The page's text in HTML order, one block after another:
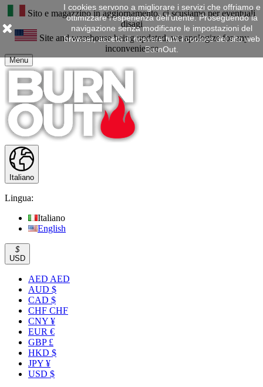
Sito e magazzino in aggiornamento, ci scusiamo per eventuali
disagi
Site and warehouse being updated, we apologize for any
inconvenience
Menu
Italiano
Lingua:
Italiano
English
$
USD
AED AED
AUD $
CAD $
CHF CHF
CNY ¥
EUR €
GBP £
HKD $
JPY ¥
USD $
I cookies servono a migliorare i servizi che offriamo e
ottimizzare l'esperienza dell'utente. Proseguendo la
navigazione senza modificare le impostazioni del
browser, accetti di ricevere tutti i cookies del sito web
BurnOut.